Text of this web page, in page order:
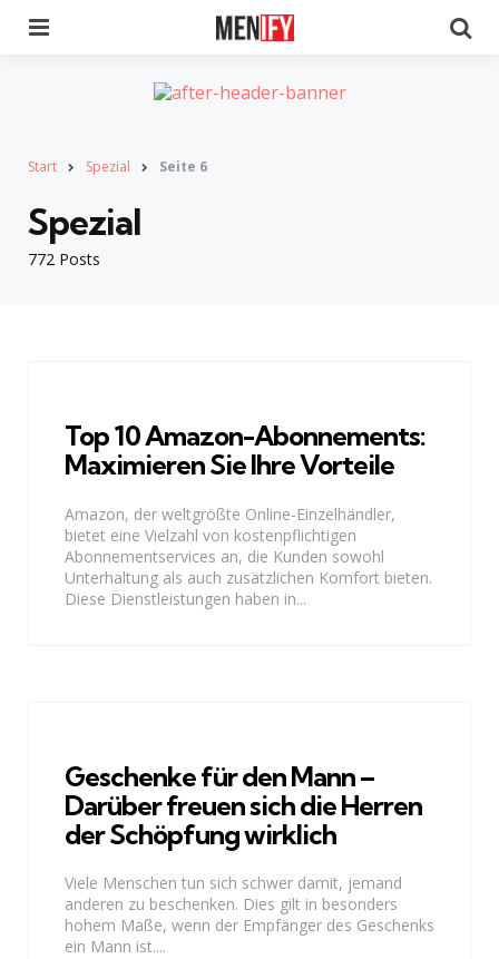
Start Spezial Seite 6
772 Posts
Spezial
Top 10 Amazon-Abonnements:
Maximieren Sie Ihre Vorteile
Amazon, der weltgrößte Online-Einzelhändler,
bietet eine Vielzahl von kostenpflichtigen
Abonnementservices an, die Kunden sowohl
Unterhaltung als auch zusätzlichen Komfort bieten.
Diese Dienstleistungen haben in...
Geschenke für den Mann –
Darüber freuen sich die Herren
der Schöpfung wirklich
Viele Menschen tun sich schwer damit, jemand
anderen zu beschenken. Dies gilt in besonders
hohem Maße, wenn der Empfänger des Geschenks
ein Mann ist....